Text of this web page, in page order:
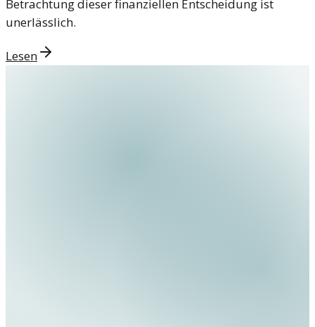
Betrachtung dieser finanziellen Entscheidung ist
unerlässlich.
Lesen